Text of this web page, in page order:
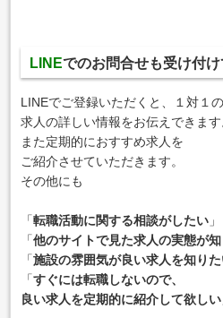
LINEでのお問合せも受け付
LINEでご登録いただくと、１対１
求人の詳しい情報をお伝えできます
また定期的におすすめ求人を
ご紹介させていただきます。
その他にも
「転職活動に関する相談がしたい 」
「他のサイトで見た求人の実態が
「施設の雰囲気が良い求人を知り
「すぐには転職しないので、
良い求人を定期的に紹介して欲しい